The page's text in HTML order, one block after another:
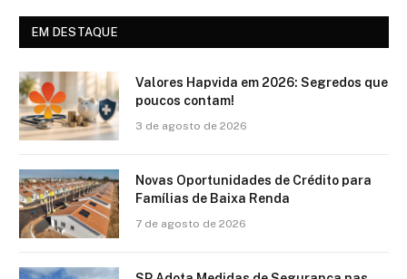
EM DESTAQUE
Valores Hapvida em 2026: Segredos que
poucos contam!
3 de agosto de 2026
Novas Oportunidades de Crédito para
Famílias de Baixa Renda
7 de agosto de 2026